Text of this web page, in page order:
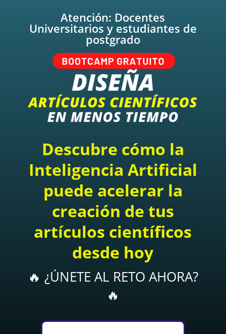
Atención: Docentes
Universitarios y estudiantes de
postgrado
Descubre cómo la
Inteligencia Artificial
puede acelerar la
creación de tus
artículos científicos
desde hoy
🔥 ¿ÚNETE AL RETO AHORA?
🔥